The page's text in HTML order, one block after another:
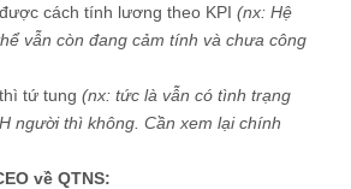
cách tính lương theo KPI (nx: Hệ
vẫn còn đang cảm tính và chưa công
tứ tung (nx: tức là vẫn có tình trạng
người thì không. Cần xem lại chính
về QTNS: